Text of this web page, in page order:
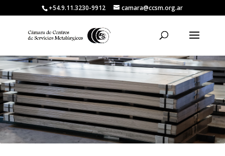
+54.9.11.3230-9912 camara@ccsm.org.ar